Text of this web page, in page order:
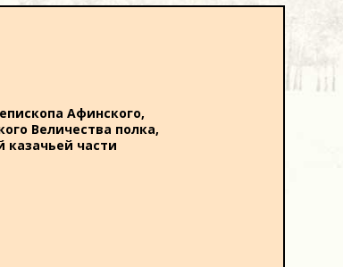
Афинского,
Величества полка,
казачьей части